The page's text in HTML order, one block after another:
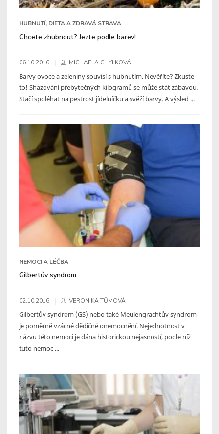
HUBNUTÍ, DIETA A ZDRAVÁ STRAVA
Chcete zhubnout? Jezte podle barev!
06.10.2016 MICHAELA CHYLKOVÁ
Barvy ovoce a zeleniny souvisí s hubnutím. Nevěříte? Zkuste
to! Shazování přebytečných kilogramů se může stát zábavou.
Stačí spoléhat na pestrost jídelníčku a svěží barvy. A výsled ...
NEMOCI A LÉČBA
Gilbertův syndrom
02.10.2016 VERONIKA TŮMOVÁ
Gilbertův syndrom (GS) nebo také Meulengrachtův syndrom
je poměrně vzácné dědičné onemocnění. Nejednotnost v
názvu této nemoci je dána historickou nejasností, podle níž
tuto nemoc ...